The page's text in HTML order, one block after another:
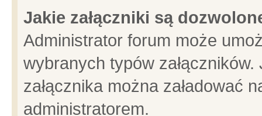
Jakie załączniki są
Administrator forum może
wybranych typów
załącznika można załadować
administratorem.